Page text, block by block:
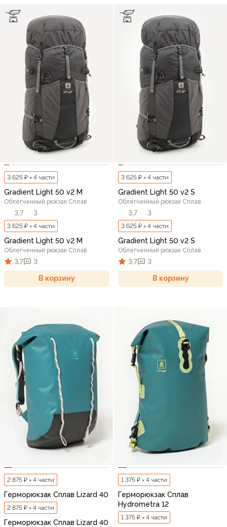
3 625 ₽ × 4 части
Gradient Light 50 v2 M
Облегченный рюкзак Сплав
3,7 3
3 625 ₽ × 4 части
Gradient Light 50 v2 M
Облегченный рюкзак Сплав
3,7 3
В корзину
3 625 ₽ × 4 части
Gradient Light 50 v2 S
Облегченный рюкзак Сплав
3,7 3
3 625 ₽ × 4 части
Gradient Light 50 v2 S
Облегченный рюкзак Сплав
3,7 3
В корзину
2 875 ₽ × 4 части
Герморюкзак Сплав Lizard 40
2 875 ₽ × 4 части
Герморюкзак Сплав Lizard 40
1 375 ₽ × 4 части
Герморюкзак Сплав
Hydrometra 12
1 375 ₽ × 4 части